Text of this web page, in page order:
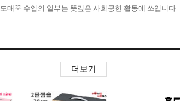
도매꾹 수입의 일부는 뜻깊은 사회공헌 활동에 쓰입니다
더보기